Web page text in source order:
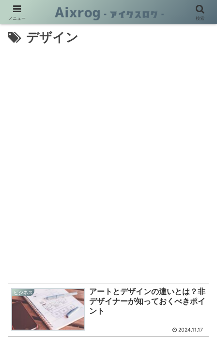
デザイン
ビジネス
アートとデザインの違いとは？非
デザイナーが知っておくべきポイ
ント
2024.11.17
メニュー 検索